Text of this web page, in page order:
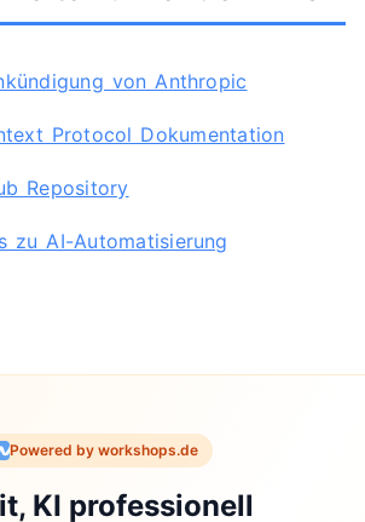
von Anthropic
Protocol Dokumentation
Repository
zu AI-Automatisierung
Powered by workshops.de
KI professionell